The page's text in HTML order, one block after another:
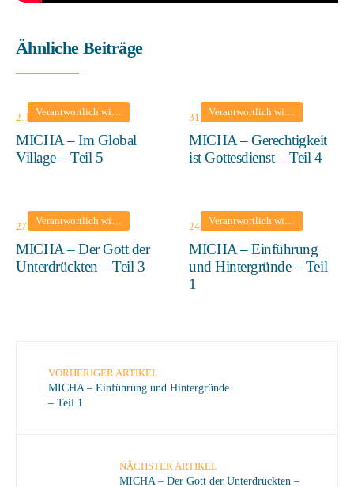
Ähnliche Beiträge
2. Februar 2021
MICHA – Im Global
Village – Teil 5
31. Januar 2021
MICHA – Gerechtigkeit
ist Gottesdienst – Teil 4
27. Januar 2021
MICHA – Der Gott der
Unterdrückten – Teil 3
24. Januar 2021
MICHA – Einführung
und Hintergründe – Teil
1
VORHERIGER ARTIKEL
MICHA – Einführung und Hintergründe
– Teil 1
NÄCHSTER ARTIKEL
MICHA – Der Gott der Unterdrückten –